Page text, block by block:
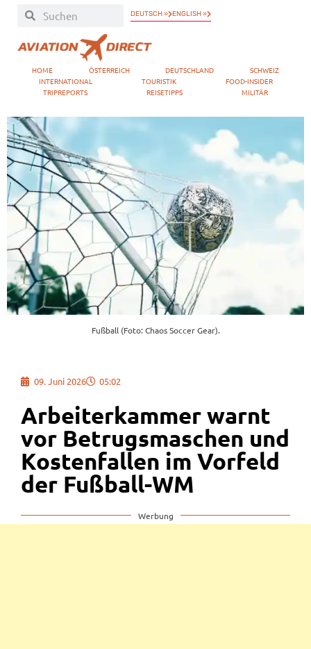
DEUTSCH » ENGLISH »
HOME ÖSTERREICH DEUTSCHLAND
SCHWEIZ
INTERNATIONAL
TOURISTIK
FOOD-INSIDER
TRIPREPORTS
REISETIPPS MILITÄR
Fußball (Foto: Chaos Soccer Gear).
09. Juni 2026 05:02
Arbeiterkammer warnt
vor Betrugsmaschen und
Kostenfallen im Vorfeld
der Fußball-WM
Werbung